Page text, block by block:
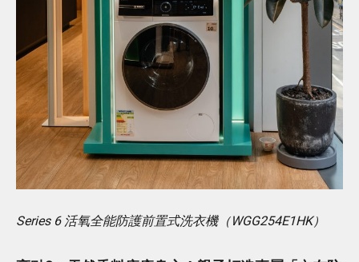
Series 6 活氧全能防護前置式洗衣機（WGG254E1HK）